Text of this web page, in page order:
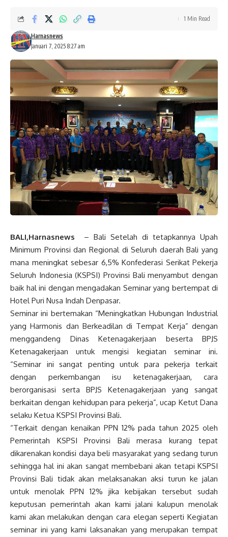
Januari 7, 2025 8:27 am
Harnasnews
1 Min Read
BALI,Harnasnews – Bali Setelah di tetapkannya Upah
Minimum Provinsi dan Regional di Seluruh daerah Bali yang
mana meningkat sebesar 6,5% Konfederasi Serikat Pekerja
Seluruh Indonesia (KSPSI) Provinsi Bali menyambut dengan
baik hal ini dengan mengadakan Seminar yang bertempat di
Hotel Puri Nusa Indah Denpasar.
Seminar ini bertemakan “Meningkatkan Hubungan Industrial
yang Harmonis dan Berkeadilan di Tempat Kerja” dengan
menggandeng Dinas Ketenagakerjaan beserta BPJS
Ketenagakerjaan untuk mengisi kegiatan seminar ini.
“Seminar ini sangat penting untuk para pekerja terkait
dengan perkembangan isu ketenagakerjaan, cara
berorganisasi serta BPJS Ketenagakerjaan yang sangat
berkaitan dengan kehidupan para pekerja”, ucap Ketut Dana
selaku Ketua KSPSI Provinsi Bali.
“Terkait dengan kenaikan PPN 12% pada tahun 2025 oleh
Pemerintah KSPSI Provinsi Bali merasa kurang tepat
dikarenakan kondisi daya beli masyarakat yang sedang turun
sehingga hal ini akan sangat membebani akan tetapi KSPSI
Provinsi Bali tidak akan melaksanakan aksi turun ke jalan
untuk menolak PPN 12% jika kebijakan tersebut sudah
keputusan pemerintah akan kami jalani kalupun menolak
kami akan melakukan dengan cara elegan seperti Kegiatan
seminar ini yang kami laksanakan yang merupakan tempat